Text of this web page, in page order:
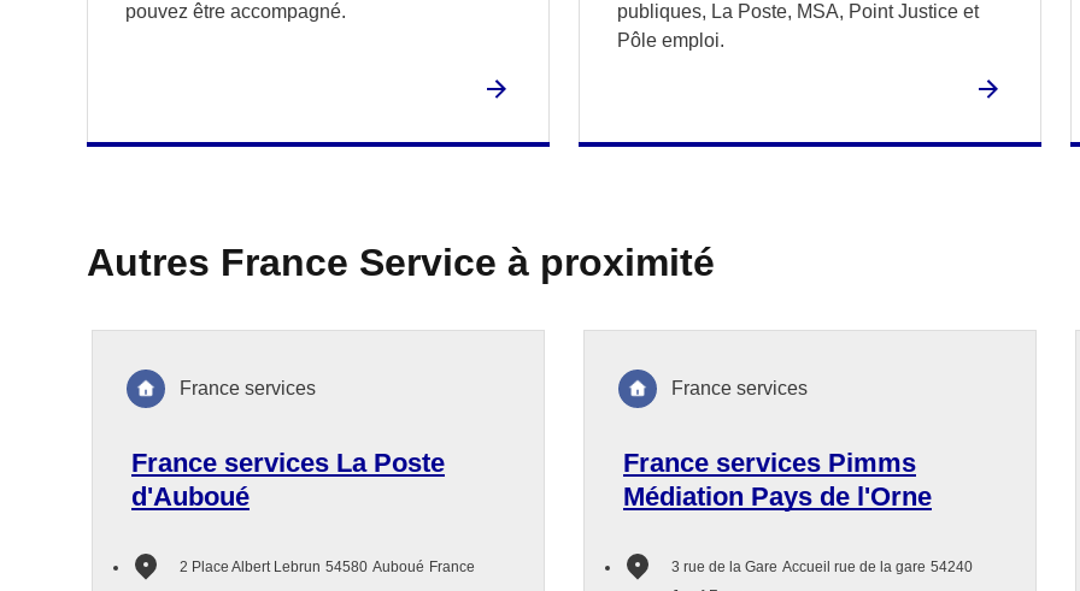
pouvez être accompagné.
publiques, La Poste, MSA, Point Justice et
Pôle emploi.
Autres France Service à proximité
France services La Poste
d'Auboué
2 Place Albert Lebrun 54580 Auboué France
France services
France services Pimms
Médiation Pays de l'Orne
3 rue de la Gare Accueil rue de la gare 54240
France services